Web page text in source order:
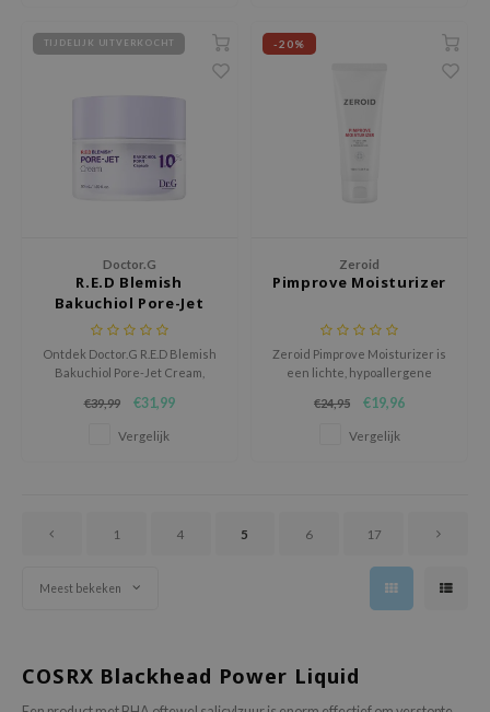
All
Mate
TIJDELIJK UITVERKOCHT
Doctor.G
R.E.D Blemish
Bakuchiol Pore-Jet
Cream
Ontdek Doctor.G R.E.D Blemish
Bakuchiol Pore-Jet Cream,
onzuivere huid. Het hydrateert,
kalmeert, vermindert roodheid
en verbetert de huidbarrière,
€39,99 €31,99
Vergelijk
-20%
Zeroid
Pimprove Moisturizer
Zeroid Pimprove Moisturizer is
een lichte, hypoallergene
gecombineerde en
acnegevoelige huid die snel uit
balans raakt.
€24,95 €19,96
Vergelijk
1 4 5 6 17
Meest bekeken
COSRX Blackhead Power Liquid